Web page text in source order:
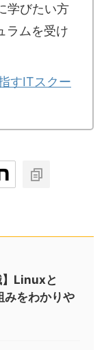
学びたい方
ラムを受け
すITスクー
】Linuxと
みをわかりや